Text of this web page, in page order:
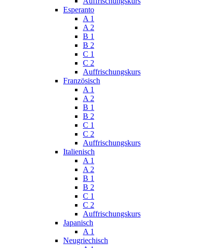
Esperanto
A 1
A 2
B 1
B 2
C 1
C 2
Auffrischungskurs
Französisch
A 1
A 2
B 1
B 2
C 1
C 2
Auffrischungskurs
Italienisch
A 1
A 2
B 1
B 2
C 1
C 2
Auffrischungskurs
Japanisch
A 1
Neugriechisch